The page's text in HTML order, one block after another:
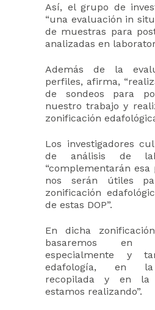
Así, el grupo de
“una evaluación in
de muestras para
analizadas en
Además de la
perfiles, afirma,
de sondeos para
nuestro trabajo y
zonificación
Los investigadores
de análisis de
“complementarán
nos serán útiles
zonificación
de estas DOP”.
En dicha
basaremos en
especialmente y
edafología, en la
recopilada y en la
estamos realizando”.